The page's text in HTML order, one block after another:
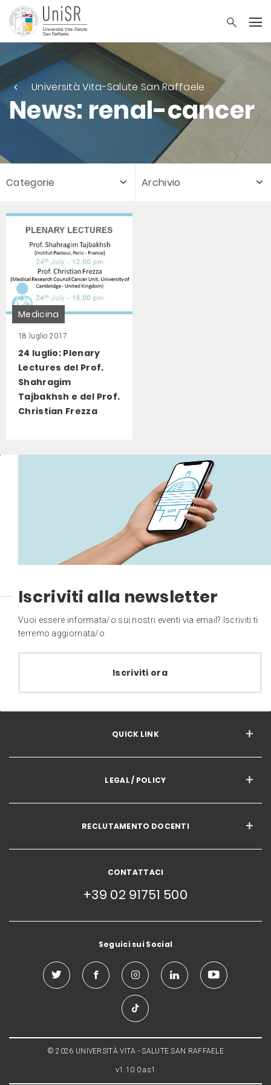
Università Vita-Salute San Raffaele
News: renal-cancer
Categorie Archivio
Medicina
18 luglio 2017
24 luglio: Plenary
Lectures del Prof.
Shahragim
Tajbakhsh e del Prof.
Christian Frezza
Iscriviti alla newsletter
Vuoi essere informata/o sui nostri eventi via email? Iscriviti ti
terremo aggiornata/o
Iscriviti ora
QUICK LINK
LEGAL / POLICY
RECLUTAMENTO DOCENTI
CONTATTACI
+39 02 91751 500
Seguici sui Social
© 2026 UNIVERSITÀ VITA - SALUTE SAN RAFFAELE
v1.10.0.as1